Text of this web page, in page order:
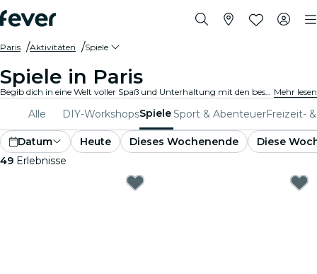
Paris Aktivitäten Spiele
Spiele in Paris
Begib dich in eine Welt voller Spaß und Unterhaltung mit den besten Spielen in Paris. Von Brettspielen bis hin zu Virtual-Reality-Erlebnissen ist für jeden etwas dabei. Mehr lesen
Alle DIY-WorkshopsSpieleSport & AbenteuerFreizeit-
Datum Heute Dieses Wochenende
Diese
49 Erlebnisse